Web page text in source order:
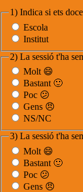
1) Indica si ets
Escola
Institut
2) La
Molt 😄
Bastant 🙂
Poc 😕
Gens 😠
NS/NC
3) La
Molt 😄
Bastant 🙂
Poc 😕
Gens 😠